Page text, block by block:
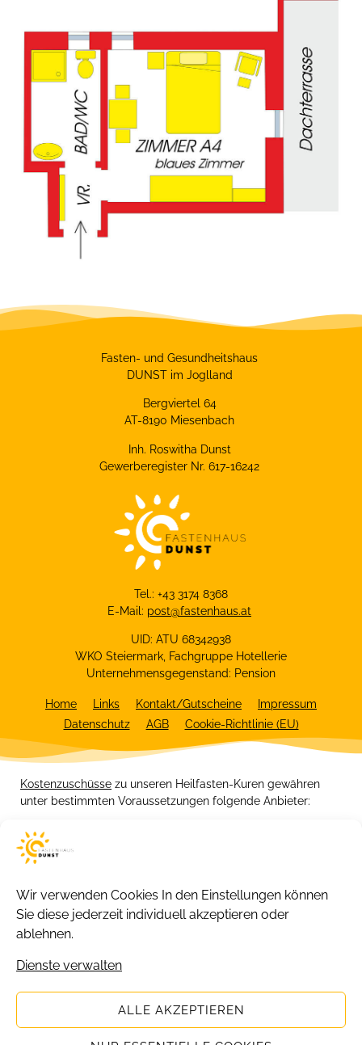
Wir verwenden Cookies In den Einstellungen können
Sie diese jederzeit individuell akzeptieren oder
ablehnen.
Dienste verwalten
ALLE AKZEPTIEREN
Fasten- und Gesundheitshaus
DUNST im Joglland
Bergviertel 64
AT-8190 Miesenbach
Inh. Roswitha Dunst
Gewerberegister Nr. 617-16242
Tel.: +43 3174 8368
E-Mail: post@fastenhaus.at
UID: ATU 68342938
WKO Steiermark, Fachgruppe Hotellerie
Unternehmensgegenstand: Pension
Home Links Kontakt/Gutscheine
Impressum
Datenschutz
AGB Cookie-Richtlinie (EU)
Kostenzuschüsse zu unseren Heilfasten-Kuren gewähren
unter bestimmten Voraussetzungen folgende Anbieter: